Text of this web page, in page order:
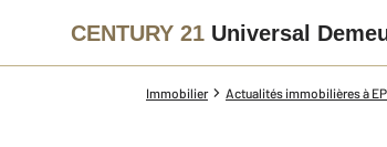
CENTURY 21 Universal
Immobilier Actualités immobilières à